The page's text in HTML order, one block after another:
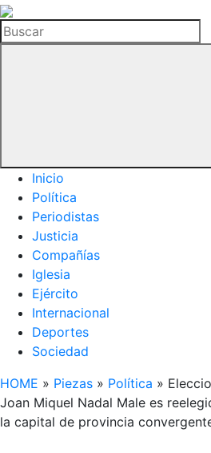
La
Hemeroteca
del
Buscar
Inicio
Política
Periodistas
Justicia
Compañías
Iglesia
Ejército
Internacional
Deportes
Sociedad
HOME » Piezas » Política »
Joan Miquel Nadal Male es
la capital de provincia